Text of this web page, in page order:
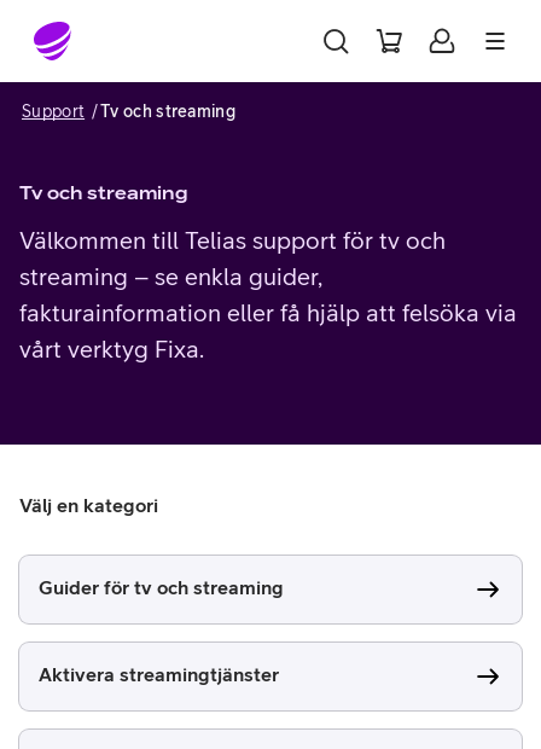
Gå till sidans innehåll
Support Tv och streaming
Tv och streaming
Välkommen till Telias support för tv och
streaming – se enkla guider,
fakturainformation eller få hjälp att felsöka via
vårt verktyg Fixa.
Välj en kategori
Guider för tv och streaming
Aktivera streamingtjänster